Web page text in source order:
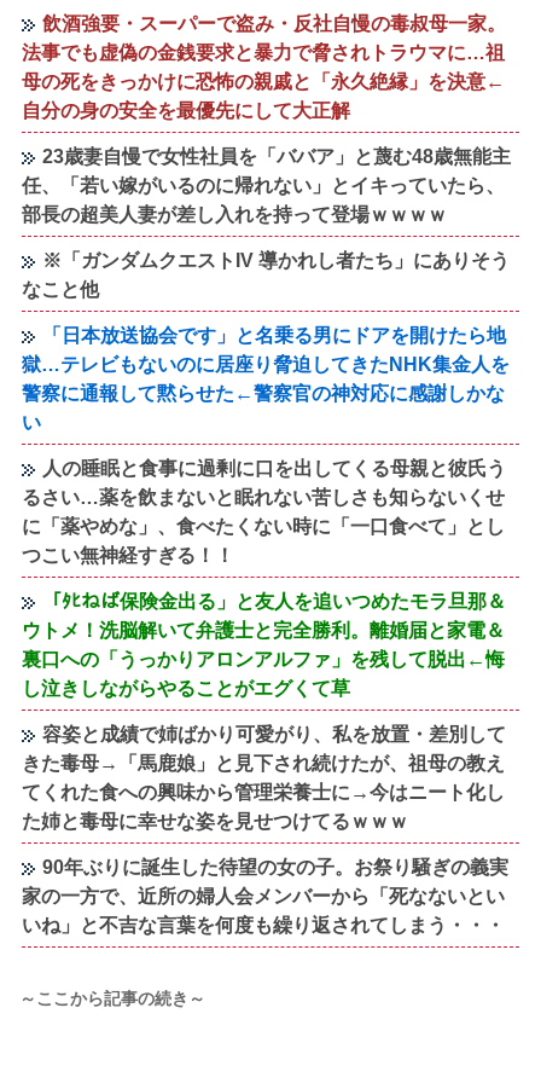
飲酒強要・スーパーで盗み・反社自慢の毒叔母一家。
法事でも虚偽の金銭要求と暴力で脅されトラウマに…祖
母の死をきっかけに恐怖の親戚と「永久絶縁」を決意←
自分の身の安全を最優先にして大正解
23歳妻自慢で女性社員を「ババア」と蔑む48歳無能主
任、「若い嫁がいるのに帰れない」とイキっていたら、
部長の超美人妻が差し入れを持って登場ｗｗｗｗ
※「ガンダムクエストIV 導かれし者たち」にありそう
なこと他
「日本放送協会です」と名乗る男にドアを開けたら地
獄…テレビもないのに居座り脅迫してきたNHK集金人を
警察に通報して黙らせた←警察官の神対応に感謝しかな
い
人の睡眠と食事に過剰に口を出してくる母親と彼氏う
るさい…薬を飲まないと眠れない苦しさも知らないくせ
に「薬やめな」、食べたくない時に「一口食べて」とし
つこい無神経すぎる！！
「ﾀﾋねば保険金出る」と友人を追いつめたモラ旦那＆
ウトメ！洗脳解いて弁護士と完全勝利。離婚届と家電＆
裏口への「うっかりアロンアルファ」を残して脱出←悔
し泣きしながらやることがエグくて草
容姿と成績で姉ばかり可愛がり、私を放置・差別して
きた毒母→「馬鹿娘」と見下され続けたが、祖母の教え
てくれた食への興味から管理栄養士に→今はニート化し
た姉と毒母に幸せな姿を見せつけてるｗｗｗ
90年ぶりに誕生した待望の女の子。お祭り騒ぎの義実
家の一方で、近所の婦人会メンバーから「死なないとい
いね」と不吉な言葉を何度も繰り返されてしまう・・・
～ここから記事の続き～